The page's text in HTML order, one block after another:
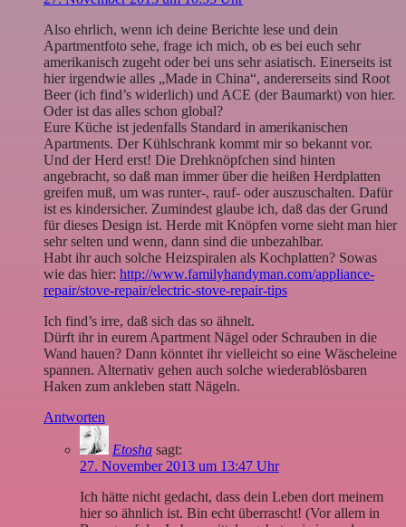
Also ehrlich, wenn ich deine Berichte lese und dein
Apartmentfoto sehe, frage ich mich, ob es bei euch sehr
amerikanisch zugeht oder bei uns sehr asiatisch. Einerseits ist
hier irgendwie alles „Made in China“, andererseits sind Root
Beer (ich find’s widerlich) und ACE (der Baumarkt) von hier.
Oder ist das alles schon global?
Eure Küche ist jedenfalls Standard in amerikanischen
Apartments. Der Kühlschrank kommt mir so bekannt vor.
Und der Herd erst! Die Drehknöpfchen sind hinten
angebracht, so daß man immer über die heißen Herdplatten
greifen muß, um was runter-, rauf- oder auszuschalten. Dafür
ist es kindersicher. Zumindest glaube ich, daß das der Grund
für dieses Design ist. Herde mit Knöpfen vorne sieht man hier
sehr selten und wenn, dann sind die unbezahlbar.
Habt ihr auch solche Heizspiralen als Kochplatten? Sowas
wie das hier: http://www.familyhandyman.com/appliance-
repair/stove-repair/electric-stove-repair-tips
Ich find’s irre, daß sich das so ähnelt.
Dürft ihr in eurem Apartment Nägel oder Schrauben in die
Wand hauen? Dann könntet ihr vielleicht so eine Wäscheleine
spannen. Alternativ gehen auch solche wiederablösbaren
Haken zum ankleben statt Nägeln.
Antworten
Etosha sagt:
27. November 2013 um 13:47 Uhr
Ich hätte nicht gedacht, dass dein Leben dort meinem
hier so ähnlich ist. Bin echt überrascht! (Vor allem in